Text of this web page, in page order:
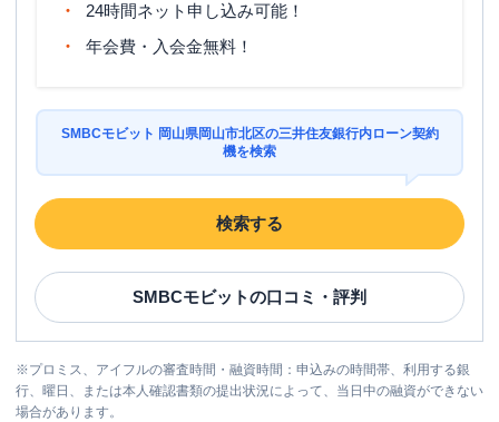
24時間ネット申し込み可能！
年会費・入会金無料！
SMBCモビット 岡山県岡山市北区の三井住友銀行内ローン契約
機を検索
検索する
SMBCモビットの口コミ・評判
※プロミス、アイフルの審査時間・融資時間：申込みの時間帯、利用する銀
行、曜日、または本人確認書類の提出状況によって、当日中の融資ができない
場合があります。